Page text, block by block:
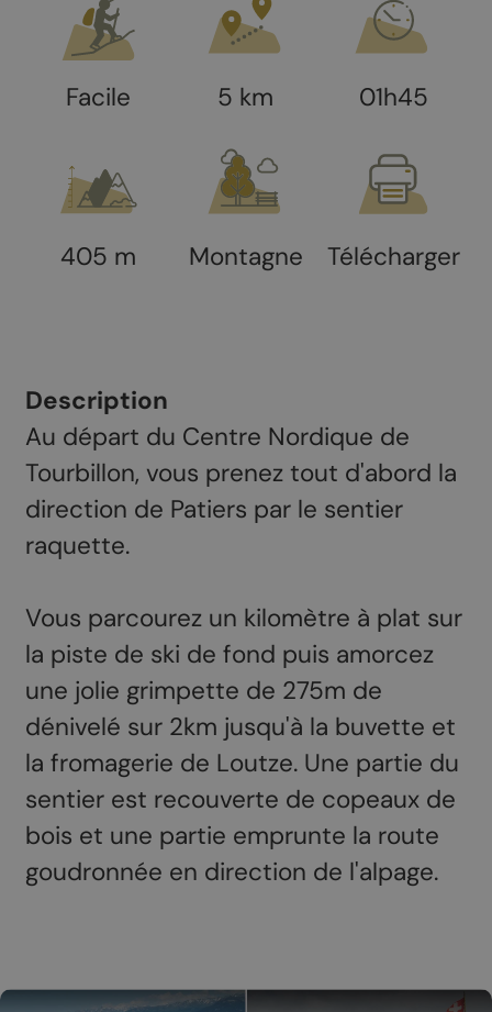
Facile 5 km 01h45
405 m Montagne Télécharger
Description
Au départ du Centre Nordique de
Tourbillon, vous prenez tout d'abord la
direction de Patiers par le sentier
raquette.
Vous parcourez un kilomètre à plat sur
la piste de ski de fond puis amorcez
une jolie grimpette de 275m de
dénivelé sur 2km jusqu'à la buvette et
la fromagerie de Loutze. Une partie du
sentier est recouverte de copeaux de
bois et une partie emprunte la route
goudronnée en direction de l'alpage.